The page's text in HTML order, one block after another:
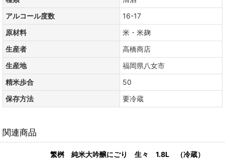
アルコール度数
16-17
原材料
米・米麹
生産者
高橋商店
生産地
福岡県八女市
精米歩合
50
保存方法
要冷蔵
関連商品
繁桝 純米大吟醸にごり 生々 1.8L （冷蔵）